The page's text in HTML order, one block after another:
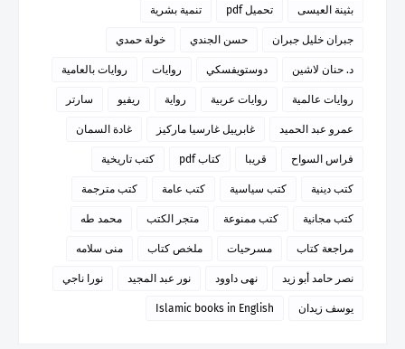
بثينة العيسى تحميل pdf تنمية بشرية
جبران خليل جبران حسن الجندي خولة حمدي
د. حنان لاشين دوستويفسكي روايات روايات بالعامية
روايات عالمية روايات عربية رواية ريفيو سارتر
عمرو عبد الحميد غابرييل غارسيا ماركيز غادة السمان
فراس السواح قريبا كتاب pdf كتب تاريخية
كتب دينية كتب سياسية كتب عامة كتب مترجمة
كتب مجانية كتب ممنوعة متجر الكتب محمد طه
مراجعة كتاب مسرحيات ملخص كتاب منى سلامه
نصر حامد أبو زيد نهى داوود نور عبد المجيد نورا ناجي
يوسف زيدان Islamic books in English